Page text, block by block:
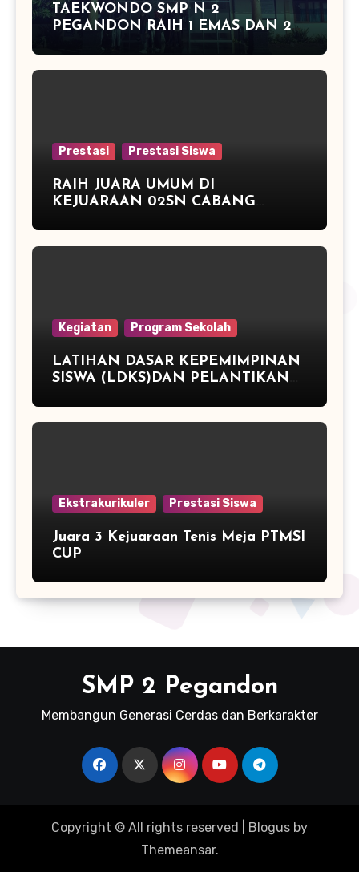
TAEKWONDO SMP N 2
PEGANDON RAIH 1 EMAS DAN 2
PERAK DI KAPOLRES CUP
KENDAL 2016
Prestasi Prestasi Siswa
RAIH JUARA UMUM DI
KEJUARAAN 02SN CABANG
MEJA
Kegiatan Program Sekolah
LATIHAN DASAR KEPEMIMPINAN
SISWA (LDKS)DAN PELANTIKAN
2015/2016 SMP NEGERI 2
Ekstrakurikuler Prestasi Siswa
Juara 3 Kejuaraan Tenis Meja PTMSI
CUP
SMP 2 Pegandon
Membangun Generasi Cerdas dan Berkarakter
Copyright © All rights reserved Blogus by
Themeansar.